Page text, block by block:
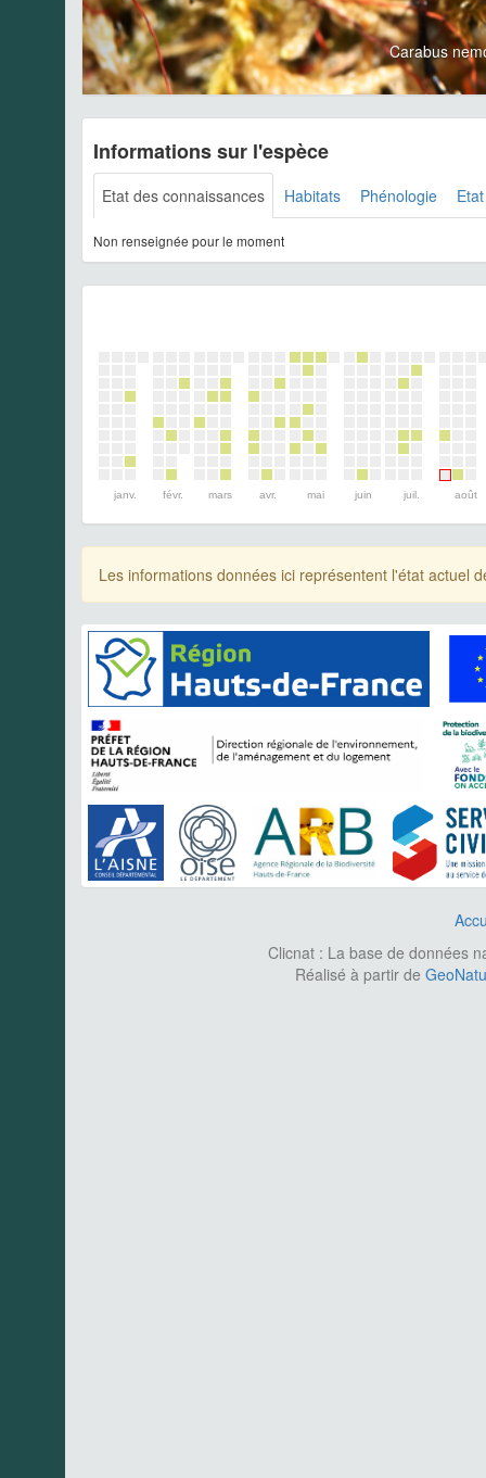
Carabus
Informations sur l'espèce
Etat des connaissances Habitats Phénologie
Non renseignée pour le moment
janv. févr. mars avr. mai juin juil. août
Les informations données ici représentent l'état actuel
Clicnat : La base de données
Réalisé à partir de